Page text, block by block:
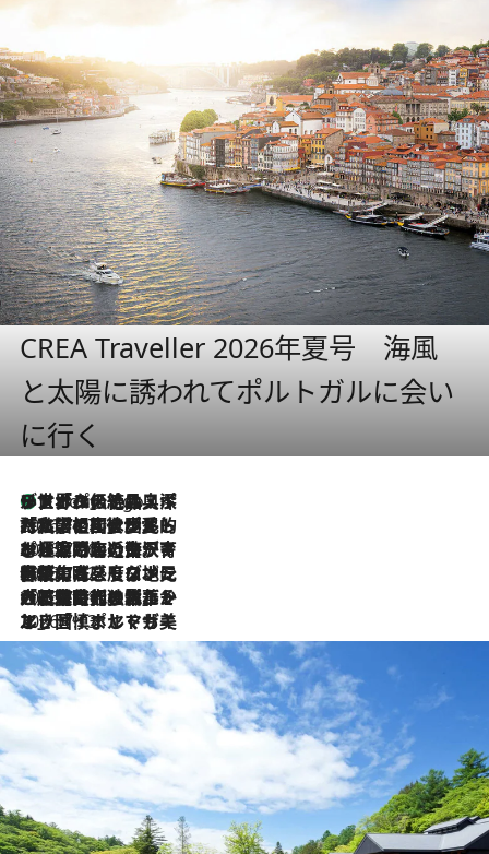
CREA Traveller 2026年夏号 海風
と太陽に誘われてポルトガルに会い
に行く
7 Hours Ago
リスボンの絶品スイーツ「パステル・デ・ナタ」とは？ポルトガル伝統の奥深い世界へ
2026.7.27
「私の祖国はポルトガル語です」国民的詩人フェルナンド・ペソアと、彼が愛した文学の街を歩く
2026.7.26
ポルトガル近海が育む極上の海の幸。キリリと冷えた白ワインと愉しむ、シーフード専門店の贅沢
2026.7.22
伝統の味をモダンに昇華。高感度な地元客が集う、リスボンの最旬ガストロノミー
2026.7.21
大航海時代の栄華から、震災、独裁、そして革命へ。ポルトガル・首都リスボンの石畳に刻まれた「歴史の光と影」
2026.7.13
エッセイ・ヤマザキマリ「慎ましくも美しき国 ポルトガル」